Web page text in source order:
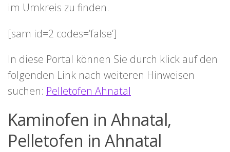
im Umkreis zu finden.
[sam id=2 codes=’false‘]
In diese Portal können Sie durch klick auf den
folgenden Link nach weiteren Hinweisen
suchen: Pelletofen Ahnatal
Kaminofen in Ahnatal,
Pelletofen in Ahnatal